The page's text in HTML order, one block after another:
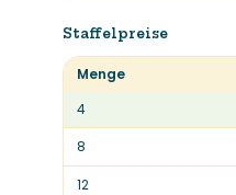
Staffelpreise
Menge
4
8
12